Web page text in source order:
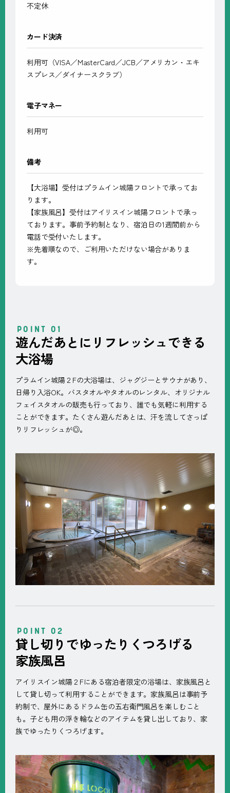
不定休
カード決済
利用可（VISA／MasterCard／JCB／アメリカン・エキ
スプレス／ダイナースクラブ）
電子マネー
利用可
備考
【大浴場】受付はプラムイン城陽フロントで承ってお
ります。
【家族風呂】受付はアイリスイン城陽フロントで承っ
ております。事前予約制となり、宿泊日の1週間前から
電話で受付いたします。
※先着順なので、ご利用いただけない場合がありま
す。
遊んだあとにリフレッシュできる
大浴場
プラムイン城陽２Fの大浴場は、ジャグジーとサウナがあり、
日帰り入浴OK。バスタオルやタオルのレンタル、オリジナル
フェイスタオルの販売も行っており、誰でも気軽に利用する
ことができます。たくさん遊んだあとは、汗を流してさっぱ
りリフレッシュが◎。
貸し切りでゆったりくつろげる
家族風呂
アイリスイン城陽２Fにある宿泊者限定の浴場は、家族風呂と
して貸し切って利用することができます。家族風呂は事前予
約制で、屋外にあるドラム缶の五右衛門風呂を楽しむこと
も。子ども用の浮き輪などのアイテムを貸し出しており、家
族でゆったりくつろげます。